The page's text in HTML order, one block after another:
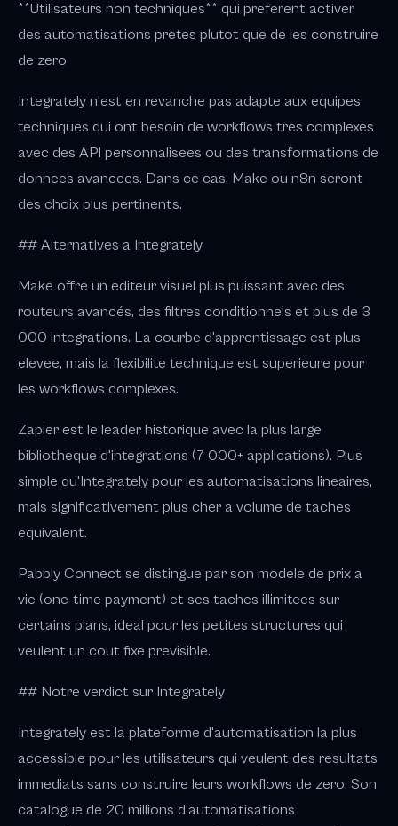
**Utilisateurs non techniques** qui preferent activer
des automatisations pretes plutot que de les construire
de zero
Integrately n'est en revanche pas adapte aux equipes
techniques qui ont besoin de workflows tres complexes
avec des API personnalisees ou des transformations de
donnees avancees. Dans ce cas, Make ou n8n seront
des choix plus pertinents.
## Alternatives a Integrately
Make offre un editeur visuel plus puissant avec des
routeurs avancés, des filtres conditionnels et plus de 3
000 integrations. La courbe d'apprentissage est plus
elevee, mais la flexibilite technique est superieure pour
les workflows complexes.
Zapier est le leader historique avec la plus large
bibliotheque d'integrations (7 000+ applications). Plus
simple qu'Integrately pour les automatisations lineaires,
mais significativement plus cher a volume de taches
equivalent.
Pabbly Connect se distingue par son modele de prix a
vie (one-time payment) et ses taches illimitees sur
certains plans, ideal pour les petites structures qui
veulent un cout fixe previsible.
## Notre verdict sur Integrately
Integrately est la plateforme d'automatisation la plus
accessible pour les utilisateurs qui veulent des resultats
immediats sans construire leurs workflows de zero. Son
catalogue de 20 millions d'automatisations